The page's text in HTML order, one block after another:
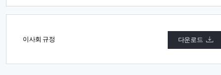
이사회 규정 다운로드